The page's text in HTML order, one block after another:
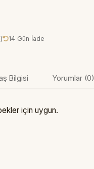
14 Gün İade
Bilgisi Yorumlar (0)
için uygun.